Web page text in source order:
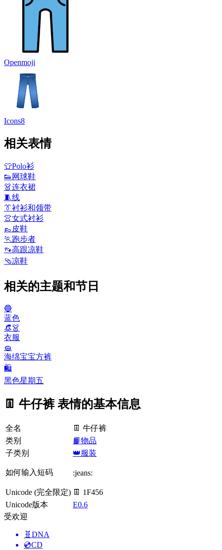
Openmoji
Icons8
相关表情
👕Polo衫
👟 网球鞋
👗连衣裙
🧵线
👔衬衫和领带
👚女式衬衫
👞 皮鞋
🏃 跑步者
👡高跟凉鞋
🩴凉鞋
相关的主题和节日
🔵
蓝色
👒👗
衣服
🧽
海绵宝宝方裤
🛍
黑色星期五
👖 牛仔裤 表情的基本信息
全名
👖 牛仔裤
类别
📙物品
子类别
👑服装
如何输入短码 :jeans:
Unicode (完全限定) 👖 1F456
Unicode版本
E0.6
受欢迎
🧬 DNA
💿CD